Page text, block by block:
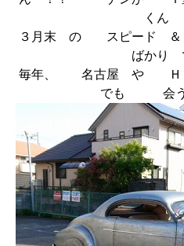
くん
３月末 の スピード
ばかり
毎年、 名古屋 や Ｈ
でも 会